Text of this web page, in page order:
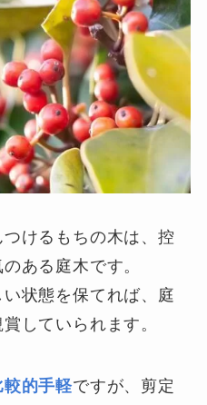
けるもちの木は、控
ある庭木です。
状態を保てれば、庭
していられます。
的手軽ですが、剪定